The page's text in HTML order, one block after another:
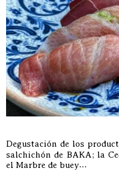
Degustación de los
salchichón de BAKA; la
el Marbre de buey…